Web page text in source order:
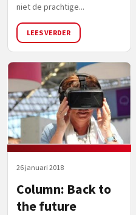
niet de prachtige...
LEES VERDER
26 januari 2018
Column: Back to
the future